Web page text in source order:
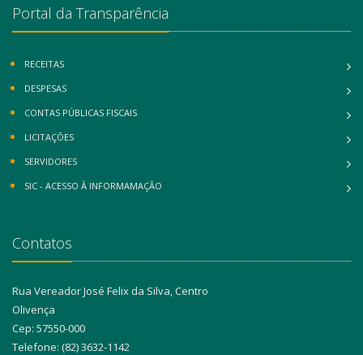
Portal da Transparência
RECEITAS
DESPESAS
CONTAS PÚBLICAS FISCAIS
LICITAÇÕES
SERVIDORES
SIC - ACESSO À INFORMAMAÇÃO
Contatos
Rua Vereador José Felix da Silva, Centro
Olivença
Cep: 57550-000
Telefone: (82) 3632-1142